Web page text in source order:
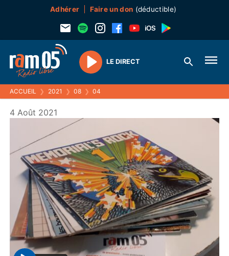
Adhérer Faire un don (déductible)
Play
LE DIRECT
ACCUEIL ❯ 2021 ❯ 08 ❯ 04
4 Août 2021